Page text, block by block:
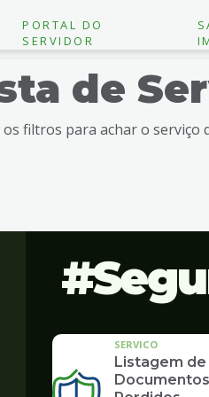
PORTAL DO
SERVIDOR
de
os filtros para achar o serviço
SERVICO
Listagem de
Documentos